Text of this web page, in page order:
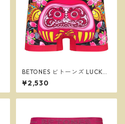
BETONES ビトーンズ LUCKY
DARUMA CHAM PINK メンズ
フリーサイズ ボクサーパンツ
※ネコポスで送料無料※
¥2,530